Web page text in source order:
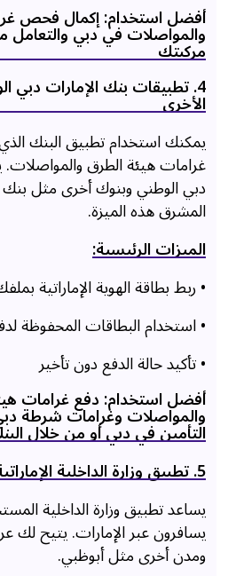
أفضل استخدام: إكمال فحص
والمواصلات في دبي
مركبتك
4. تطبيقات بنك الإمارات دبي
الأخرى
يمكنك استخدام تطبيق البنك
غرامات هيئة الطرق والمواصلات.
دبي الوطني وبنوك أخرى مثل
المشرق هذه الميزة.
الميزات الرئيسية:
• ربط بطاقة الهوية الإماراتية
• استخدام البطاقات المحفوظة
• تأكيد حالة الدفع دون تأخير
أفضل استخدام: دفع غرامات
والمواصلات وغرامات شرطة
التأمين في دبي أو من خلال
5. تطبيق وزارة الداخلية الإماراتية
يساعد تطبيق وزارة الداخلية
يسافرون عبر الإمارات. يتيح
ومدن أخرى مثل أبوظبي.